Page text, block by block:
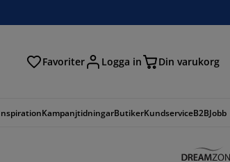
Favoriter Logga in Din varukorg
KampanjtidningarButikerKundserviceB2BJobb